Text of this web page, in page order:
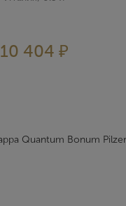
10 404 ₽